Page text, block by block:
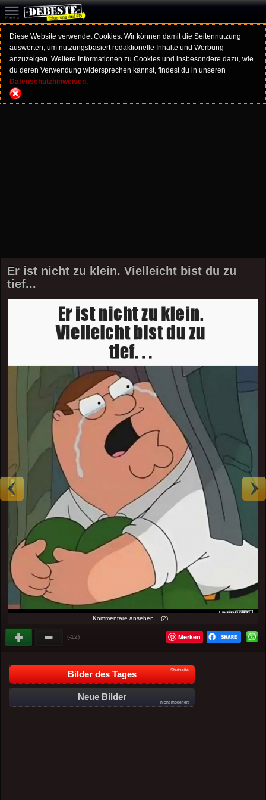
Diese Website verwendet Cookies. Wir können damit die Seitennutzung
auswerten, um nutzungsbasiert redaktionelle Inhalte und Werbung
anzuzeigen. Weitere Informationen zu Cookies und insbesondere dazu, wie
du deren Verwendung widersprechen kannst, findest du in unseren
Datenschutzhinweisen.
Er ist nicht zu klein. Vielleicht bist du zu
tief...
Kommentare ansehen... (2)
(-12) Merken
Bilder des Tages Startseite
Neue Bilder
nicht moderiert